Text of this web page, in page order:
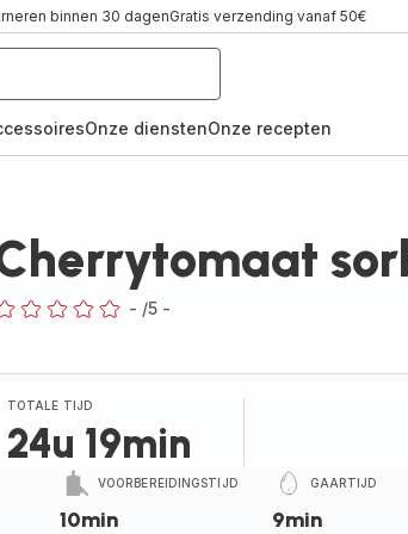
binnen 30 dagenGratis verzending vanaf 50€
Onze dienstenOnze recepten
- /5 -
TOTALE TIJD
24u 19min
VOORBEREIDINGSTIJD
10min
GAARTIJD
9min